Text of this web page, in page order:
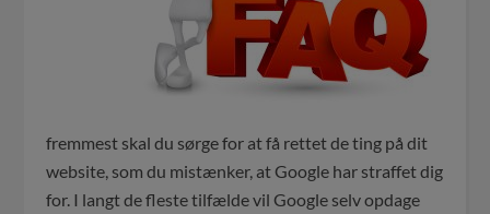
fremmest skal du sørge for at få rettet de ting på dit
website, som du mistænker, at Google har straffet dig
for. I langt de fleste tilfælde vil Google selv opdage